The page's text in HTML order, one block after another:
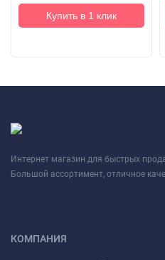
Купить в 1 клик
Интернет магазин для быстрых
Большой ассортимент, отличное
КОМПАНИЯ